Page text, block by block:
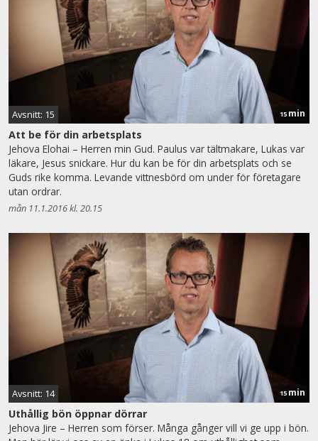
Avsnitt: 15 15 min
Att be för din arbetsplats
Jehova Elohai – Herren min Gud. Paulus var tältmakare, Lukas var
läkare, Jesus snickare. Hur du kan be för din arbetsplats och se
Guds rike komma. Levande vittnesbörd om under för företagare
utan ordrar.
mån 11.1.2016 kl. 20.15
Avsnitt: 14 15 min
Uthållig bön öppnar dörrar
Jehova Jire – Herren som förser. Många gånger vill vi ge upp i bön.